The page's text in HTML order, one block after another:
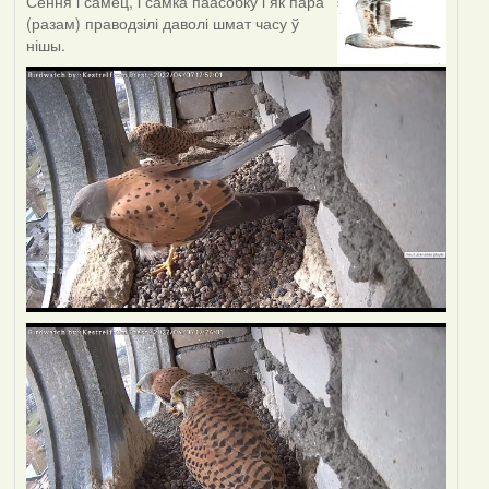
(разам) праводзілі даволі шмат часу ў
нішы.